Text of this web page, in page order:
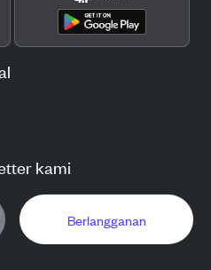
kami
Berlangganan